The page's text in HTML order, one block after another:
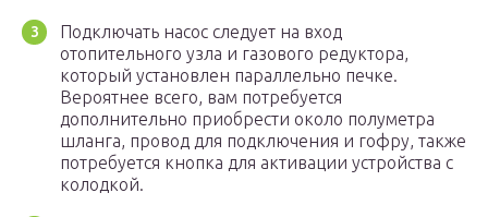
Подключать насос следует на вход
отопительного узла и газового редуктора,
который установлен параллельно печке.
Вероятнее всего, вам потребуется
дополнительно приобрести около полуметра
шланга, провод для подключения и гофру, также
потребуется кнопка для активации устройства с
колодкой.